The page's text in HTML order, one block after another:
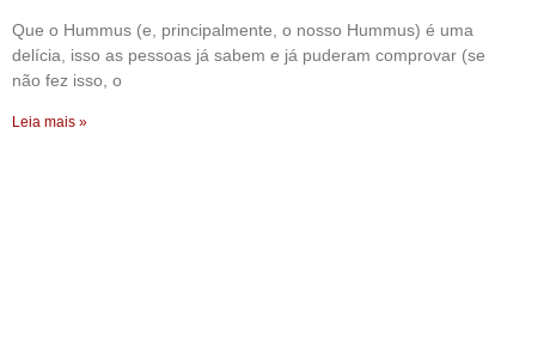
Que o Hummus (e, principalmente, o nosso Hummus) é uma
delícia, isso as pessoas já sabem e já puderam comprovar (se
não fez isso, o
Leia mais »